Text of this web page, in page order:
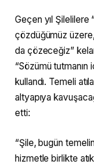
Geçen yıl Şilelilere
çözdüğümüz
da çözeceğiz”
“Sözümü tutmanın
kullandı. Temeli
altyapıya
etti:
“Şile, bugün
hizmetle birlikte